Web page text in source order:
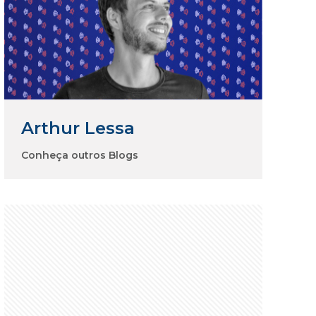
Arthur Lessa
Conheça outros Blogs